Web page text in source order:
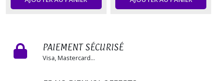
PAIEMENT SÉCURISÉ
Visa, Mastercard...
Coeur
Sacré
Gamme
Céleste